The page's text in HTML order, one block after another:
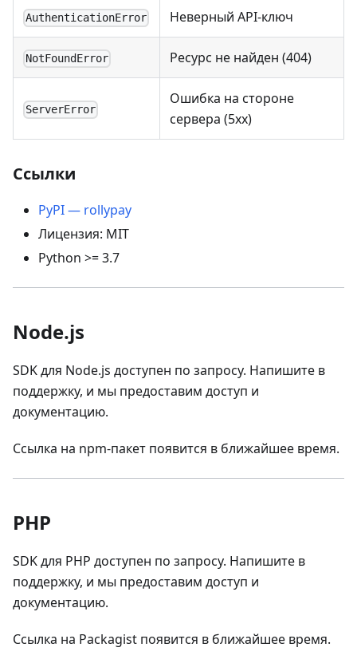
AuthenticationError Неверный API-ключ
NotFoundError Ресурс не найден (404)
ServerError
Ошибка на стороне
сервера (5xx)
Ссылки
PyPI — rollypay
Лицензия: MIT
Python >= 3.7
Node.js
SDK для Node.js доступен по запросу. Напишите в
поддержку, и мы предоставим доступ и
документацию.
Ссылка на npm-пакет появится в ближайшее время.
PHP
SDK для PHP доступен по запросу. Напишите в
поддержку, и мы предоставим доступ и
документацию.
Ссылка на Packagist появится в ближайшее время.